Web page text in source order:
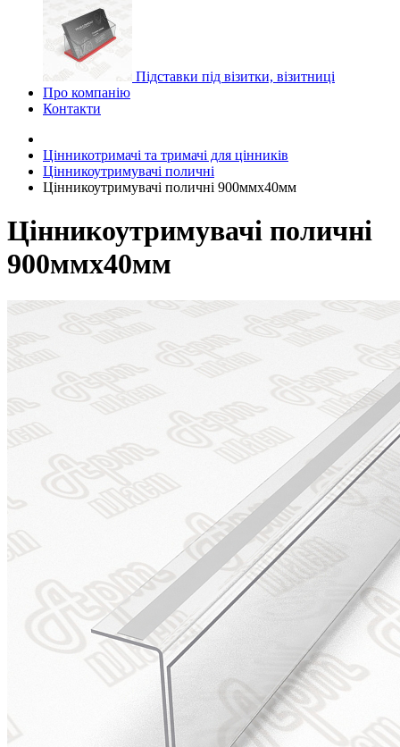
Підставки під візитки, візитниці
Про компанію
Контакти
Цінникотримачі та тримачі для цінників
Цінникоутримувачі поличні
Цінникоутримувачі поличні 900ммх40мм
Цінникоутримувачі поличні
900ммх40мм